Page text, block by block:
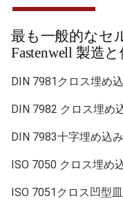
最も一般的なセ
Fastenwell 製造
DIN 7981クロス埋め
DIN 7982 クロス埋め
DIN 7983十字埋め込
ISO 7050 クロス埋め
ISO 7051クロス凹型